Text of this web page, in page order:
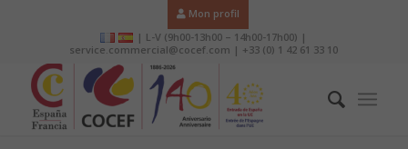
Mon profil
| L-V (9h00-13h00 – 14h00-17h00) |
service.commercial@cocef.com | +33 (0) 1 42 61 33 10